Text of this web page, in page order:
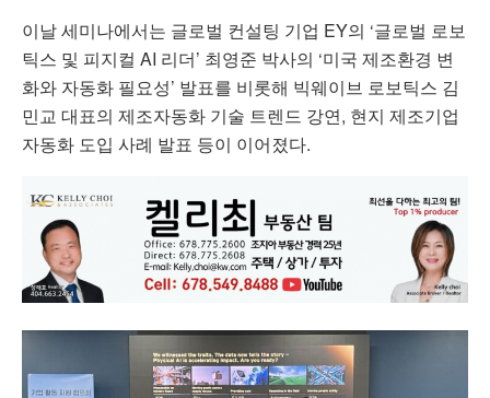
이날 세미나에서는 글로벌 컨설팅 기업 EY의 ‘글로벌 로보
틱스 및 피지컬 AI 리더’ 최영준 박사의 ‘미국 제조환경 변
화와 자동화 필요성’ 발표를 비롯해 빅웨이브 로보틱스 김
민교 대표의 제조자동화 기술 트렌드 강연, 현지 제조기업
자동화 도입 사례 발표 등이 이어졌다.